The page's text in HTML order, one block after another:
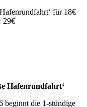
für 18€
29€
Hafenrundfahrt‘
beginnt die 1-stündige